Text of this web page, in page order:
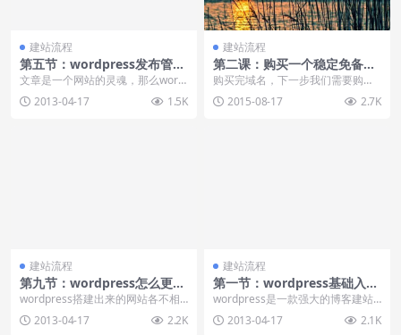
建站流程
第五节：wordpress发布管理
文章
文章是一个网站的灵魂，那么word
press是如果利用简洁的后台编辑框
发布文章的...
2013-04-17 1.5K
建站流程
第二课：购买一个稳定免备案
的香港空间
购买完域名，下一步我们需要购买
一个稳定的空间，空间可以被分为
两种：国内空间和海外...
2015-08-17 2.7K
建站流程
第九节：wordpress怎么更换
主题
wordpress搭建出来的网站各不相
同，原因在于wordpress网站可以
更换...2013-04-17 2.2K
建站流程
第一节：wordpress基础入门
视频教程
wordpress是一款强大的博客建站
系统，但是随着程序的升级和世界
多名爱好者的...
2013-04-17 2.1K